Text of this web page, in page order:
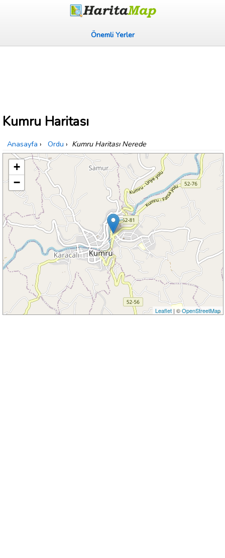
Önemli Yerler
Kumru Haritası
Anasayfa › Ordu › Kumru Haritası Nerede
+
−
Leaflet | ©OpenStreetMap